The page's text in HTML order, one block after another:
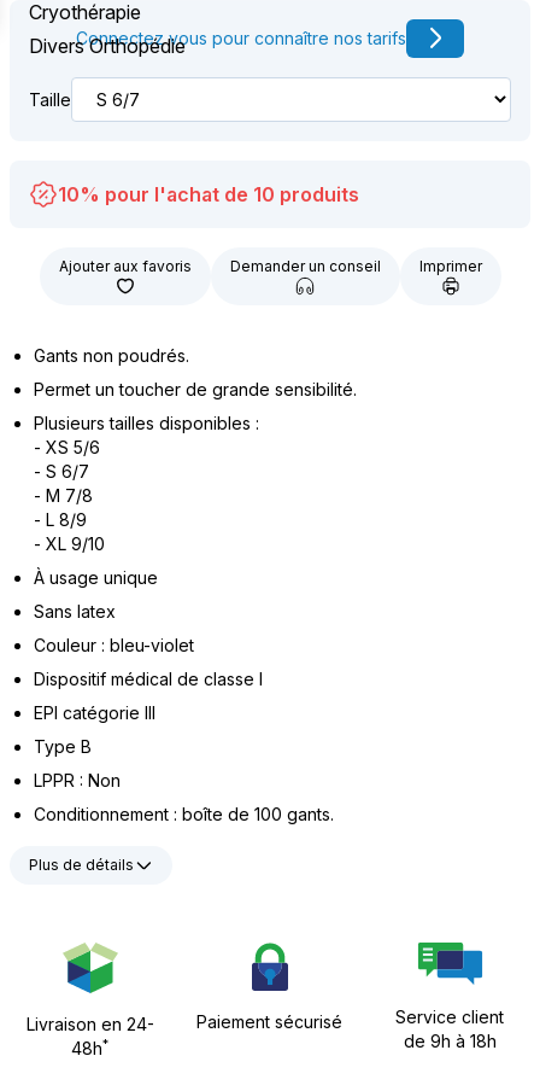
Cryothérapie
Divers Orthopédie
Connectez vous pour connaître nos tarifs
Taille
10% pour l'achat de 10 produits
Ajouter aux favoris Demander un conseil Imprimer
Gants non poudrés.
Permet un toucher de grande sensibilité.
Plusieurs tailles disponibles :
- XS 5/6
- S 6/7
- M 7/8
- L 8/9
- XL 9/10
À usage unique
Sans latex
Couleur : bleu-violet
Dispositif médical de classe I
EPI catégorie III
Type B
LPPR : Non
Conditionnement : boîte de 100 gants.
Plus de détails
Livraison en 24-
48h*
Paiement sécurisé
Service client
de 9h à 18h